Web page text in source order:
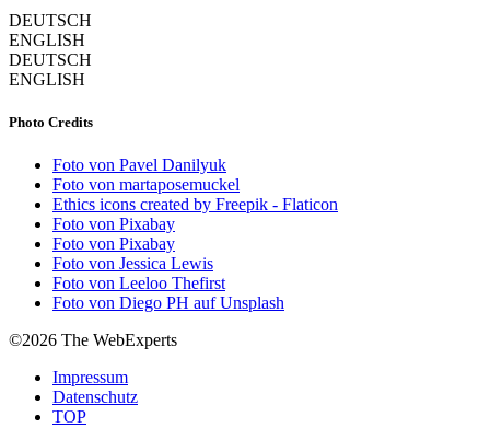
DEUTSCH
ENGLISH
DEUTSCH
ENGLISH
Photo Credits
Foto von Pavel Danilyuk
Foto von martaposemuckel
Ethics icons created by Freepik - Flaticon
Foto von Pixabay
Foto von Pixabay
Foto von Jessica Lewis
Foto von Leeloo Thefirst
Foto von Diego PH auf Unsplash
©2026 The WebExperts
Impressum
Datenschutz
TOP